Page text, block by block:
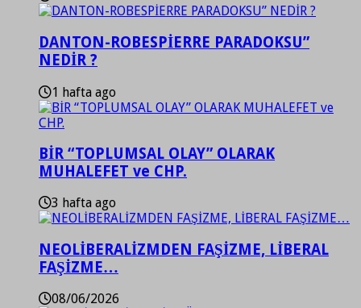
DANTON-ROBESPİERRE PARADOKSU”
NEDİR ?
1 hafta ago
BİR “TOPLUMSAL OLAY” OLARAK
MUHALEFET ve CHP.
3 hafta ago
NEOLİBERALİZMDEN FAŞİZME, LİBERAL
FAŞİZME…
08/06/2026